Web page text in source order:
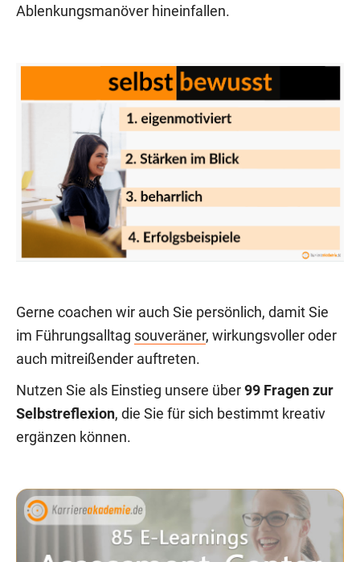
Ablenkungsmanöver hineinfallen.
Gerne coachen wir auch Sie persönlich, damit Sie
im Führungsalltag souveräner, wirkungsvoller oder
auch mitreißender auftreten.
Nutzen Sie als Einstieg unsere über 99 Fragen zur
Selbstreflexion, die Sie für sich bestimmt kreativ
ergänzen können.